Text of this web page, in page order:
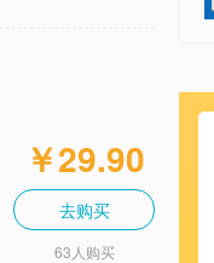
￥29.90
去购买
63人购买